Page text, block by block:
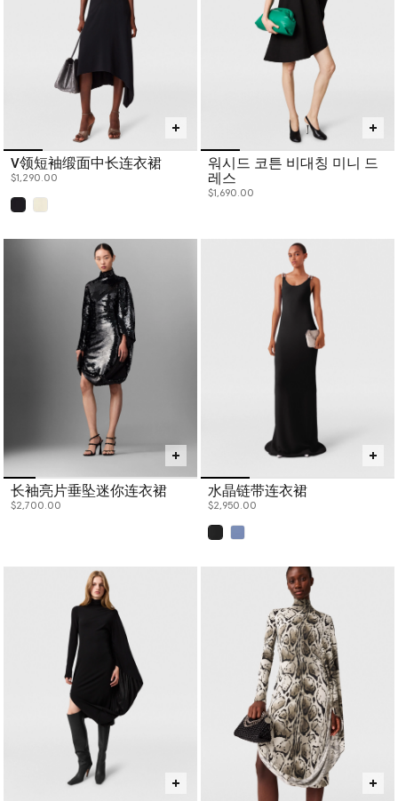
V领短袖缎面中长连衣裙
$1,290.00
워시드 코튼 비대칭 미니 드
레스
$1,690.00
长袖亮片垂坠迷你连衣裙
$2,700.00
水晶链带连衣裙
$2,950.00